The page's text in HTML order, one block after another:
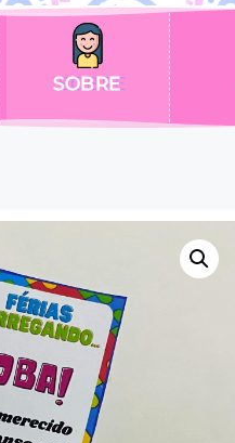
SOBRE